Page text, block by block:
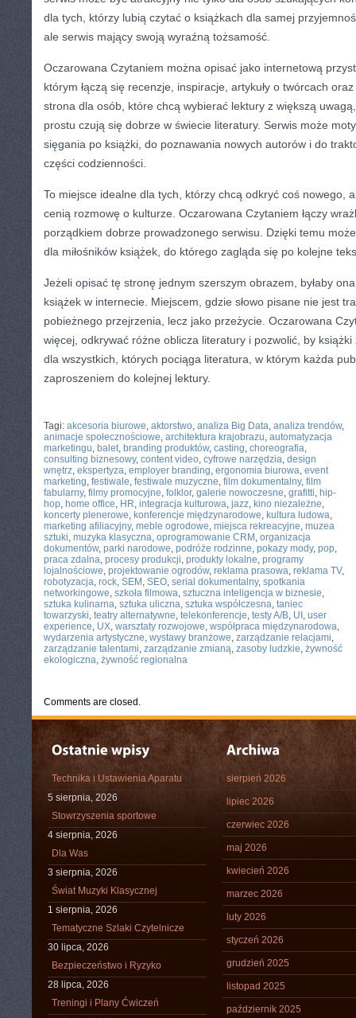
dla tych, którzy lubią czytać o książkach dla samej
ale serwis mający swoją wyraźną tożsamość.
Oczarowana Czytaniem można opisać jako internetową
którym łączą się recenzje, inspiracje, artykuły o twórcach
strona dla osób, które chcą wybierać lektury z większą
prostu czują się dobrze w świecie literatury. Serwis może
sięgania po książki, do poznawania nowych autorów i do
części codzienności.
To miejsce idealne dla tych, którzy chcą odkryć coś nowego,
cenią rozmowę o kulturze. Oczarowana Czytaniem łączy
porządkiem dobrze prowadzonego serwisu. Dzięki temu
dla miłośników książek, do którego zagląda się po kolejne
Jeżeli opisać tę stronę jednym szerszym obrazem, byłaby
książek w internecie. Miejscem, gdzie słowo pisane nie jest
pobieżnego przejrzenia, lecz jako przeżycie. Oczarowana
więcej, odkrywać różne oblicza literatury i pozwolić, by książki
dla wszystkich, których pociąga literatura, w którym każda
zaproszeniem do kolejnej lektury.
Tagi: akcesoria biurowe, aktorstwo, analiza Big Data, analiza trendów,
animacje społecznościowe, architektura krajobrazu, automatyzacja
marketingu, balet, branding produktów, casting, choreografia,
consulting biznesowy, content video, cyfrowe narzędzia, design
wnętrz, ekspertyza, employer branding, ergonomia biurowa, event
marketing, festiwale, festiwale muzyczne, film dokumentalny, film
fabularny, filmy promocyjne, folklor, galerie nowoczesne, grafitti, hip-
hop, home office, HR, integracja kulturowa, jazz, kino niezależne,
koncerty plenerowe, konferencje międzynarodowe, kultura ludowa,
marketing afiliacyjny, meble ogrodowe, miejsca rekreacyjne, muzea
sztuki, muzyka klasyczna, oprogramowanie CRM , organizacja
dokumentów, parki narodowe, podróże rodzinne, pokazy mody, pop,
praca zdalna, procesy produkcji, produkty lokalne, programy
lojalnościowe, projektowanie ogrodów, reklama prasowa, reklama TV,
robotyzacja, rock, SEM , SEO, serial dokumentalny, spotkania
networkingowe, szkoła filmowa, sztuczna inteligencja w biznesie,
sztuka kulinarna, sztuka uliczna, sztuka współczesna, taniec
towarzyski, teatry alternatywne, telekonferencje, testy A/B, UI , user
experience, UX, warsztaty rozwojowe, współpraca międzynarodowa,
wydarzenia artystyczne, wystawy branżowe, zarządzanie relacjami,
zarządzanie talentami, zarządzanie zmianą, zasoby ludzkie, żywność
ekologiczna, żywność regionalna
Comments are closed.
Technika i Ustawienia Aparatu
5 sierpnia, 2026
Stowrzyszenia sportowe
4 sierpnia, 2026
Dla Was
3 sierpnia, 2026
Świat Muzyki Klasycznej
1 sierpnia, 2026
Tematyczne Szlaki Czytelnicze
30 lipca, 2026
Bezpieczeństwo i Ryzyko
28 lipca, 2026
Treningi i Plany Ćwiczeń
sierpień 2026
lipiec 2026
czerwiec 2026
maj 2026
kwiecień 2026
marzec 2026
luty 2026
styczeń 2026
grudzień 2025
listopad 2025
październik 2025